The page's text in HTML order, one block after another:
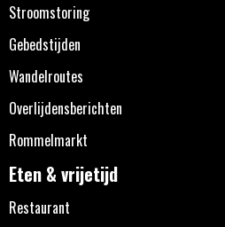
Stroomstoring
Gebedstijden
Wandelroutes
Overlijdensberichten
Rommelmarkt
Eten & vrijetijd
Restaurant